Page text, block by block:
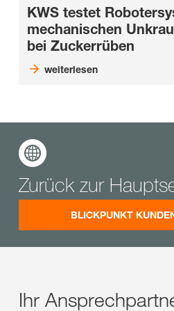
KWS testet
mechanischen
bei Zuckerrüben
weiterlesen
Zurück zur
BLICKPUNKT
Ihr